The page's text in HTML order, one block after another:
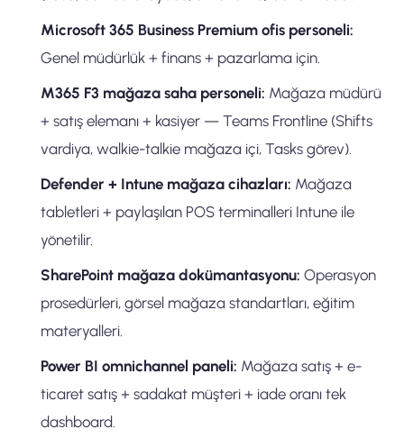
Microsoft 365 Business Premium ofis personeli:
Genel müdürlük + finans + pazarlama için.
M365 F3 mağaza saha personeli: Mağaza müdürü
+ satış elemanı + kasiyer — Teams Frontline (Shifts
vardiya, walkie-talkie mağaza içi, Tasks görev).
Defender + Intune mağaza cihazları: Mağaza
tabletleri + paylaşılan POS terminalleri Intune ile
yönetilir.
SharePoint mağaza dokümantasyonu: Operasyon
prosedürleri, görsel mağaza standartları, eğitim
materyalleri.
Power BI omnichannel paneli: Mağaza satış + e-
ticaret satış + sadakat müşteri + iade oranı tek
dashboard.